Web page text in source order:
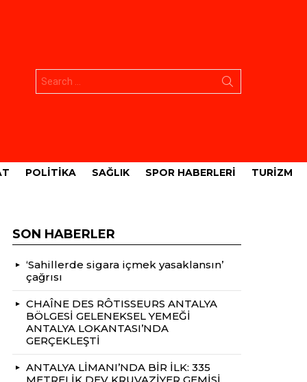
POLITIKA SAĞLIK SPOR HABERLERI TURIZM
SON HABERLER
‘Sahillerde sigara içmek yasaklansın’
çağrısı
CHAÎNE DES RÔTISSEURS ANTALYA
BÖLGESİ GELENEKSEL YEMEĞİ
ANTALYA LOKANTASI’NDA
GERÇEKLEŞTİ
ANTALYA LİMANI’NDA BİR İLK: 335